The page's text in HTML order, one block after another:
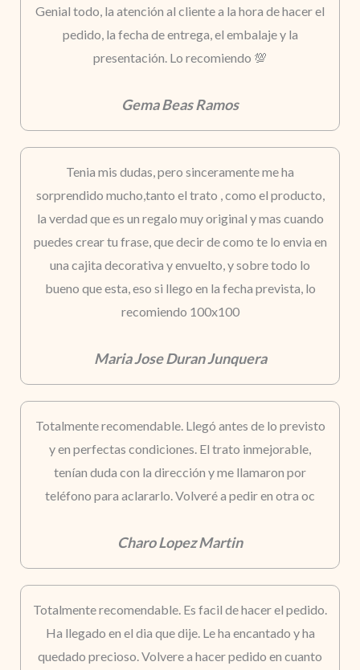
Genial todo, la atención al cliente a la hora de hacer el
pedido, la fecha de entrega, el embalaje y la
presentación. Lo recomiendo 💯
Gema Beas Ramos
Tenia mis dudas, pero sinceramente me ha
sorprendido mucho,tanto el trato , como el producto,
la verdad que es un regalo muy original y mas cuando
puedes crear tu frase, que decir de como te lo envia en
una cajita decorativa y envuelto, y sobre todo lo
bueno que esta, eso si llego en la fecha prevista, lo
recomiendo 100x100
Maria Jose Duran Junquera
Totalmente recomendable. Llegó antes de lo previsto
y en perfectas condiciones. El trato inmejorable,
tenían duda con la dirección y me llamaron por
teléfono para aclararlo. Volveré a pedir en otra oc
Charo Lopez Martin
Totalmente recomendable. Es facil de hacer el pedido.
Ha llegado en el dia que dije. Le ha encantado y ha
quedado precioso. Volvere a hacer pedido en cuanto